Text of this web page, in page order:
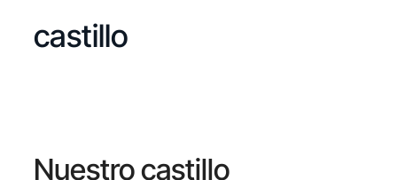
castillo
Nuestro castillo